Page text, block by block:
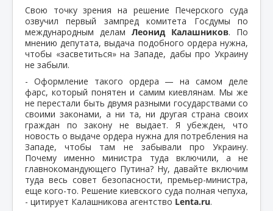
Свою точку зрения на решение Печерского суда
озвучил первый зампред комитета Госдумы по
международным делам Леонид Калашников. По
мнению депутата, выдача подобного ордера нужна,
чтобы «засветиться» на Западе, дабы про Украину
не забыли.
- Оформление такого ордера — на самом деле
фарс, который понятен и самим киевлянам. Мы же
не перестали быть двумя разными государствами со
своими законами, а ни та, ни другая страна своих
граждан по закону не выдает. Я убежден, что
новость о выдаче ордера нужна для потребления на
Западе, чтобы там не забывали про Украину.
Почему именно министра туда включили, а не
главнокомандующего Путина? Ну, давайте включим
туда весь совет безопасности, премьер-министра,
еще кого-то. Решение киевского суда полная чепуха,
- цитирует Калашникова агентство Lenta.ru.